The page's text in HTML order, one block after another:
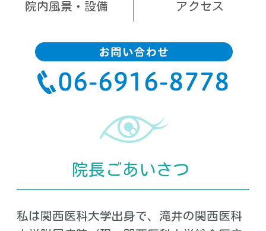
院内風景・設備 アクセス
院長ごあいさつ
私は関西医科大学出身で、滝井の関西医科